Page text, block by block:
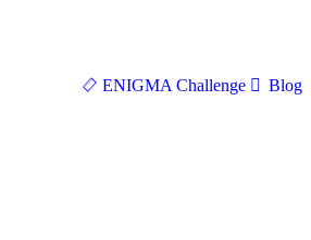
ENIGMA Challenge Blog